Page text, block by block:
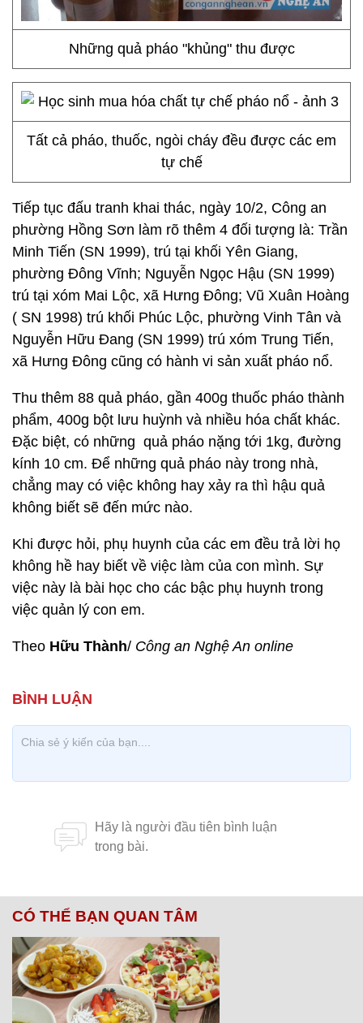
Những quả pháo "khủng" thu được
Tất cả pháo, thuốc, ngòi cháy đều được các em
tự chế
Tiếp tục đấu tranh khai thác, ngày 10/2, Công an
phường Hồng Sơn làm rõ thêm 4 đối tượng là: Trần
Minh Tiến (SN 1999), trú tại khối Yên Giang,
phường Đông Vĩnh; Nguyễn Ngọc Hậu (SN 1999)
trú tại xóm Mai Lộc, xã Hưng Đông; Vũ Xuân Hoàng
( SN 1998) trú khối Phúc Lộc, phường Vinh Tân và
Nguyễn Hữu Đang (SN 1999) trú xóm Trung Tiến,
xã Hưng Đông cũng có hành vi sản xuất pháo nổ.
Thu thêm 88 quả pháo, gần 400g thuốc pháo thành
phẩm, 400g bột lưu huỳnh và nhiều hóa chất khác.
Đặc biệt, có những quả pháo nặng tới 1kg, đường
kính 10 cm. Để những quả pháo này trong nhà,
chẳng may có việc không hay xảy ra thì hậu quả
không biết sẽ đến mức nào.
Khi được hỏi, phụ huynh của các em đều trả lời họ
không hề hay biết về việc làm của con mình. Sự
việc này là bài học cho các bậc phụ huynh trong
việc quản lý con em.
Theo Hữu Thành/ Công an Nghệ An online
CÓ THỂ BẠN QUAN TÂM